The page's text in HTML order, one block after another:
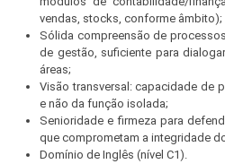
vendas, stocks, conforme âmbito);
Sólida compreensão de
de gestão, suficiente para
áreas;
Visão transversal: capacidade de
e não da função isolada;
Senioridade e firmeza para
que comprometam a integridade
Domínio de Inglês (nível C1).